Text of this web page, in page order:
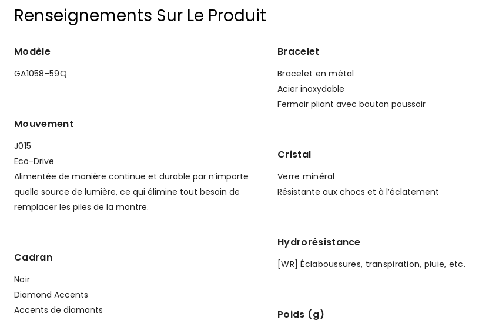
Renseignements Sur Le Produit
Modèle
GA1058-59Q
Mouvement
J015
Eco-Drive
Alimentée de manière continue et durable par n’importe
quelle source de lumière, ce qui élimine tout besoin de
remplacer les piles de la montre.
Cadran
Noir
Diamond Accents
Accents de diamants
Bracelet
Bracelet en métal
Acier inoxydable
Fermoir pliant avec bouton poussoir
Cristal
Verre minéral
Résistante aux chocs et à l’éclatement
Hydrorésistance
[WR] Éclaboussures, transpiration, pluie, etc.
Poids (g)